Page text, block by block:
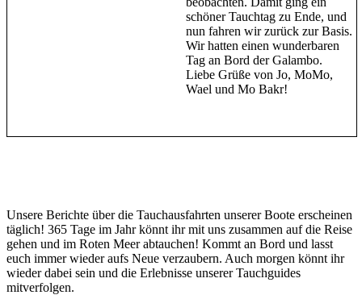
schöner Tauchtag zu Ende, und
nun fahren wir zurück zur Basis.
Wir hatten einen wunderbaren
Tag an Bord der Galambo.
Liebe Grüße von Jo, MoMo,
Wael und Mo Bakr!
Unsere Berichte über die Tauchausfahrten unserer Boote erscheinen
täglich! 365 Tage im Jahr könnt ihr mit uns zusammen auf die Reise
gehen und im Roten Meer abtauchen! Kommt an Bord und lasst
euch immer wieder aufs Neue verzaubern. Auch morgen könnt ihr
wieder dabei sein und die Erlebnisse unserer Tauchguides
mitverfolgen.